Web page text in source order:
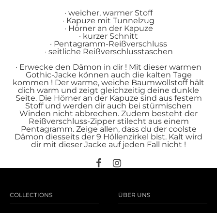
· weicher, warmer Stoff
· Kapuze mit Tunnelzug
· Hörner an der Kapuze
· kurzer Schnitt
· Pentagramm-Reißverschluss
· seitliche Reißverschlusstaschen
· Erwecke den Dämon in dir ! Mit dieser warmen
Gothic-Jacke können auch die kalten Tage
kommen ! Der warme, weiche Baumwollstoff hält
dich warm und zeigt gleichzeitig deine dunkle
Seite. Die Hörner an der Kapuze sind aus festem
Stoff und werden dir auch bei stürmischen
Winden nicht abbrechen. Zudem besteht der
Reißverschluss-Zipper stilecht aus einem
Pentagramm. Zeige allen, dass du der coolste
Dämon diesseits der 9 Höllenzirkel bist. Kalt wird
dir mit dieser Jacke auf jeden Fall nicht !
COLLECTIONS ÜBER UNS